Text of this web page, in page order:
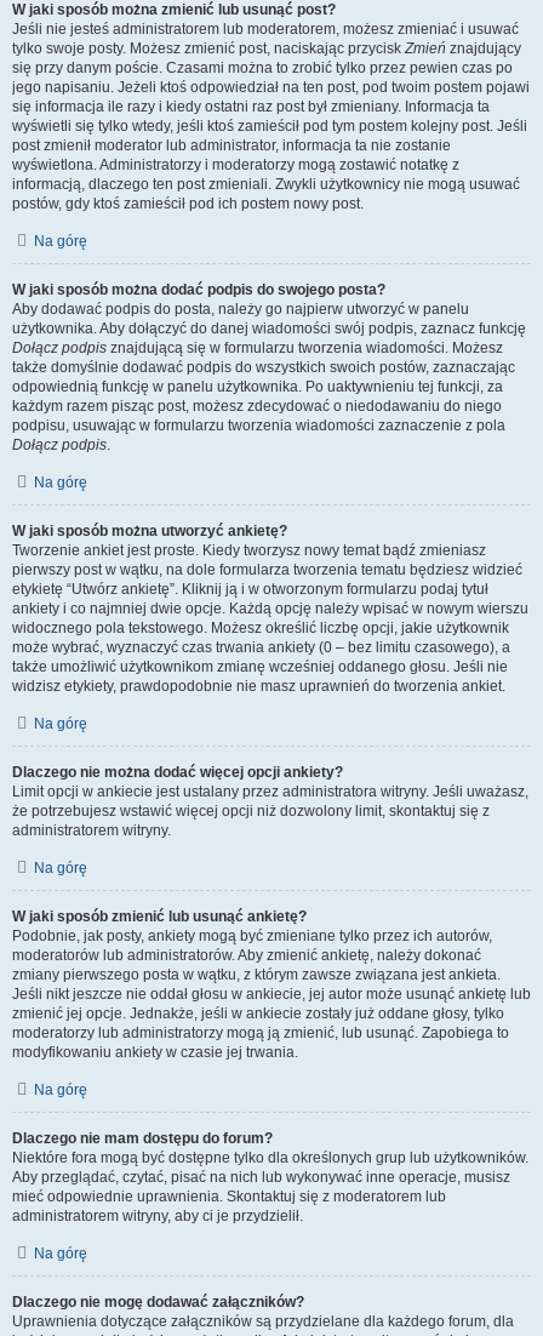
W jaki sposób można zmienić lub usunąć post?
Jeśli nie jesteś administratorem lub moderatorem, możesz zmieniać i usuwać
tylko swoje posty. Możesz zmienić post, naciskając przyciskZmień znajdujący
się przy danym poście. Czasami można to zrobić tylko przez pewien czas po
jego napisaniu. Jeżeli ktoś odpowiedział na ten post, pod twoim postem pojawi
się informacja ile razy i kiedy ostatni raz post był zmieniany. Informacja ta
wyświetli się tylko wtedy, jeśli ktoś zamieścił pod tym postem kolejny post. Jeśli
post zmienił moderator lub administrator, informacja ta nie zostanie
wyświetlona. Administratorzy i moderatorzy mogą zostawić notatkę z
informacją, dlaczego ten post zmieniali. Zwykli użytkownicy nie mogą usuwać
postów, gdy ktoś zamieścił pod ich postem nowy post.
Na górę
W jaki sposób można dodać podpis do swojego posta?
Aby dodawać podpis do posta, należy go najpierw utworzyć w panelu
użytkownika. Aby dołączyć do danej wiadomości swój podpis, zaznacz funkcję
Dołącz podpis znajdującą się w formularzu tworzenia wiadomości. Możesz
także domyślnie dodawać podpis do wszystkich swoich postów, zaznaczając
odpowiednią funkcję w panelu użytkownika. Po uaktywnieniu tej funkcji, za
każdym razem pisząc post, możesz zdecydować o niedodawaniu do niego
podpisu, usuwając w formularzu tworzenia wiadomości zaznaczenie z pola
Dołącz podpis.
Na górę
W jaki sposób można utworzyć ankietę?
Tworzenie ankiet jest proste. Kiedy tworzysz nowy temat bądź zmieniasz
pierwszy post w wątku, na dole formularza tworzenia tematu będziesz widzieć
etykietę “Utwórz ankietę”. Kliknij ją i w otworzonym formularzu podaj tytuł
ankiety i co najmniej dwie opcje. Każdą opcję należy wpisać w nowym wierszu
widocznego pola tekstowego. Możesz określić liczbę opcji, jakie użytkownik
może wybrać, wyznaczyć czas trwania ankiety (0 – bez limitu czasowego), a
także umożliwić użytkownikom zmianę wcześniej oddanego głosu. Jeśli nie
widzisz etykiety, prawdopodobnie nie masz uprawnień do tworzenia ankiet.
Na górę
Dlaczego nie można dodać więcej opcji ankiety?
Limit opcji w ankiecie jest ustalany przez administratora witryny. Jeśli uważasz,
że potrzebujesz wstawić więcej opcji niż dozwolony limit, skontaktuj się z
administratorem witryny.
Na górę
W jaki sposób zmienić lub usunąć ankietę?
Podobnie, jak posty, ankiety mogą być zmieniane tylko przez ich autorów,
moderatorów lub administratorów. Aby zmienić ankietę, należy dokonać
zmiany pierwszego posta w wątku, z którym zawsze związana jest ankieta.
Jeśli nikt jeszcze nie oddał głosu w ankiecie, jej autor może usunąć ankietę lub
zmienić jej opcje. Jednakże, jeśli w ankiecie zostały już oddane głosy, tylko
moderatorzy lub administratorzy mogą ją zmienić, lub usunąć. Zapobiega to
modyfikowaniu ankiety w czasie jej trwania.
Na górę
Dlaczego nie mam dostępu do forum?
Niektóre fora mogą być dostępne tylko dla określonych grup lub użytkowników.
Aby przeglądać, czytać, pisać na nich lub wykonywać inne operacje, musisz
mieć odpowiednie uprawnienia. Skontaktuj się z moderatorem lub
administratorem witryny, aby ci je przydzielił.
Na górę
Dlaczego nie mogę dodawać załączników?
Uprawnienia dotyczące załączników są przydzielane dla każdego forum, dla